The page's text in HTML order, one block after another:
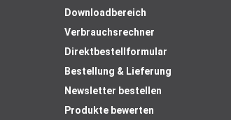
Downloadbereich
Verbrauchsrechner
Direktbestellformular
Bestellung & Lieferung
Newsletter bestellen
Produkte bewerten